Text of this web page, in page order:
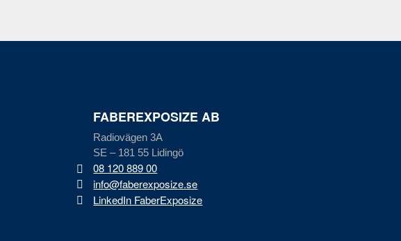
FABEREXPOSIZE AB
Radiovägen 3A
SE – 181 55 Lidingö
08 120 889 00
info@faberexposize.se
LinkedIn FaberExposize